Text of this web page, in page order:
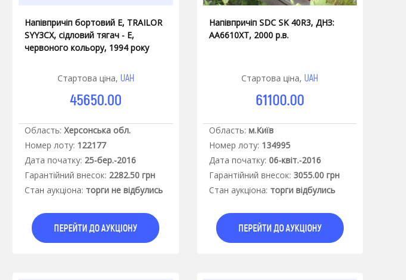
Напівпричіп бортовий Е, TRAILOR
SYY3CX, сідловий тягач - Е,
червоного кольору, 1994 року
Стартова ціна, UAH
45650.00
Область: Херсонська обл.
Номер лоту: 122177
Дата початку: 25-бер.-2016
Гарантiйний внесок: 2282.50 грн
Стан аукцiона: торги не відбулись
ПЕРЕЙТИ ДО АУКЦІОНУ
Напівпричіп SDC SK 40R3, ДНЗ:
АА6610XT, 2000 р.в.
Стартова ціна, UAH
61100.00
Область: м.Київ
Номер лоту: 134995
Дата початку: 06-квіт.-2016
Гарантiйний внесок: 3055.00 грн
Стан аукцiона: торги відбулись
ПЕРЕЙТИ ДО АУКЦІОНУ